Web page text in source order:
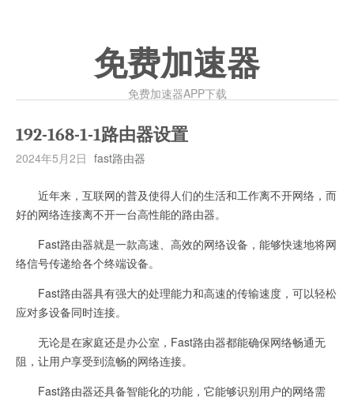
免费加速器
免费加速器APP下载
192-168-1-1路由器设置
2024年5月2日 fast路由器
近年来，互联网的普及使得人们的生活和工作离不开网络，而
好的网络连接离不开一台高性能的路由器。
Fast路由器就是一款高速、高效的网络设备，能够快速地将网
络信号传递给各个终端设备。
Fast路由器具有强大的处理能力和高速的传输速度，可以轻松
应对多设备同时连接。
无论是在家庭还是办公室，Fast路由器都能确保网络畅通无
阻，让用户享受到流畅的网络连接。
Fast路由器还具备智能化的功能，它能够识别用户的网络需